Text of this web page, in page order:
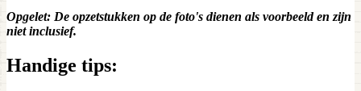
Opgelet: De opzetstukken op de foto's dienen als voorbeeld en zijn
niet inclusief.
Handige tips: